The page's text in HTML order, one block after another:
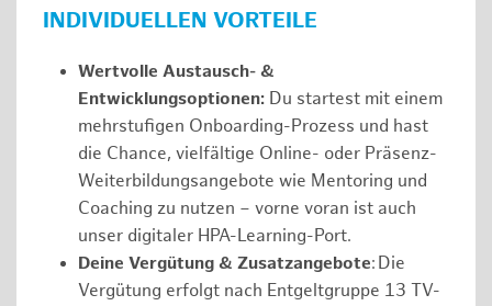
INDIVIDUELLEN VORTEILE
Wertvolle Austausch- &
Entwicklungsoptionen: Du startest mit einem
mehrstufigen Onboarding-Prozess und hast
die Chance, vielfältige Online- oder Präsenz-
Weiterbildungsangebote wie Mentoring und
Coaching zu nutzen – vorne voran ist auch
unser digitaler HPA-Learning-Port.
Deine Vergütung & Zusatzangebote: Die
Vergütung erfolgt nach Entgeltgruppe 13 TV-